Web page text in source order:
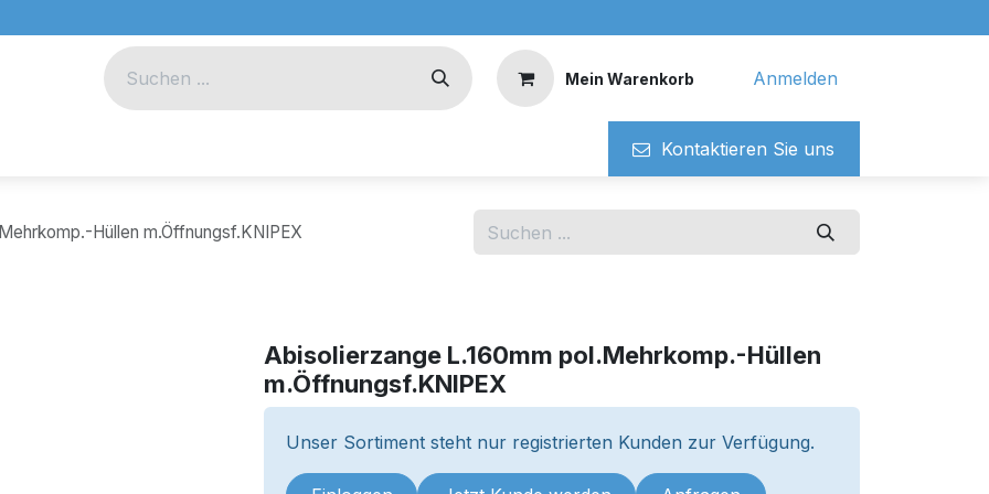
Mein Warenkorb Anmelden
Kontaktieren ​​Si​​e uns
Hüllen m.Öffnungsf.KNIPEX
Abisolierzange L.160mm pol.Mehrkomp.-Hüllen
m.Öffnungsf.KNIPEX
Unser Sortiment steht nur registrierten Kunden zur Verfügung.